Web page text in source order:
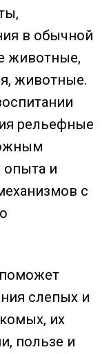
в обычной
животные,
животные.
рельефные
опыта и
с
слепых и
их
пользе и